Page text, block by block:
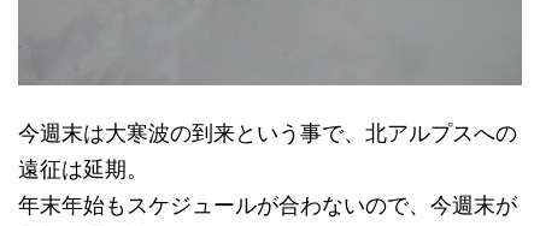
今週末は大寒波の到来という事で、北アルプスへの
遠征は延期。
年末年始もスケジュールが合わないので、今週末が